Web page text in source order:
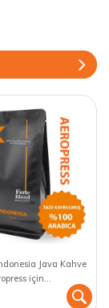
Java Kahve
için